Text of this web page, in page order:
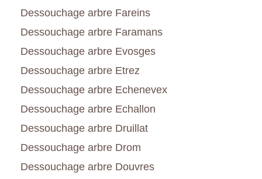
Dessouchage arbre Fareins
Dessouchage arbre Faramans
Dessouchage arbre Evosges
Dessouchage arbre Etrez
Dessouchage arbre Echenevex
Dessouchage arbre Echallon
Dessouchage arbre Druillat
Dessouchage arbre Drom
Dessouchage arbre Douvres